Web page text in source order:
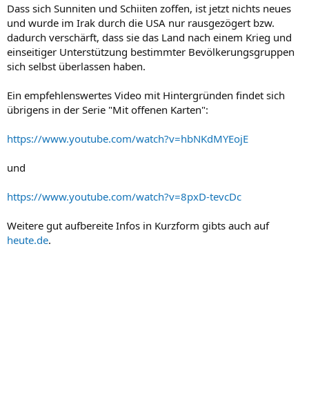
Dass sich Sunniten und Schiiten zoffen, ist jetzt nichts neues
und wurde im Irak durch die USA nur rausgezögert bzw.
dadurch verschärft, dass sie das Land nach einem Krieg und
einseitiger Unterstützung bestimmter Bevölkerungsgruppen
sich selbst überlassen haben.
Ein empfehlenswertes Video mit Hintergründen findet sich
übrigens in der Serie "Mit offenen Karten":
https://www.youtube.com/watch?v=hbNKdMYEojE
und
https://www.youtube.com/watch?v=8pxD-tevcDc
Weitere gut aufbereite Infos in Kurzform gibts auch auf
heute.de.